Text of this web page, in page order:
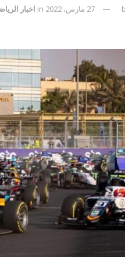
27 مارس، 2022 in اخبار